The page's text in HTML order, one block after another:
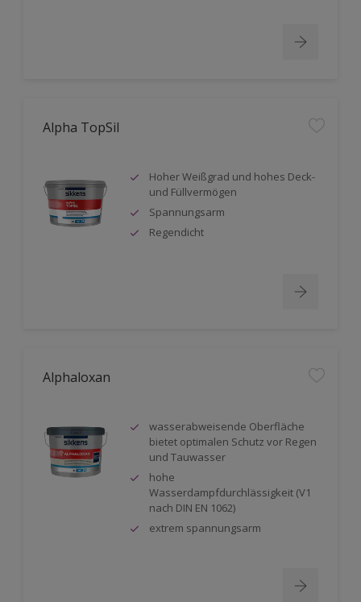
Alpha TopSil
Hoher Weißgrad und hohes Deck-
und Füllvermögen
Spannungsarm
Regendicht
Alphaloxan
wasserabweisende Oberfläche
bietet optimalen Schutz vor Regen
und Tauwasser
hohe
Wasserdampfdurchlässigkeit (V1
nach DIN EN 1062)
extrem spannungsarm